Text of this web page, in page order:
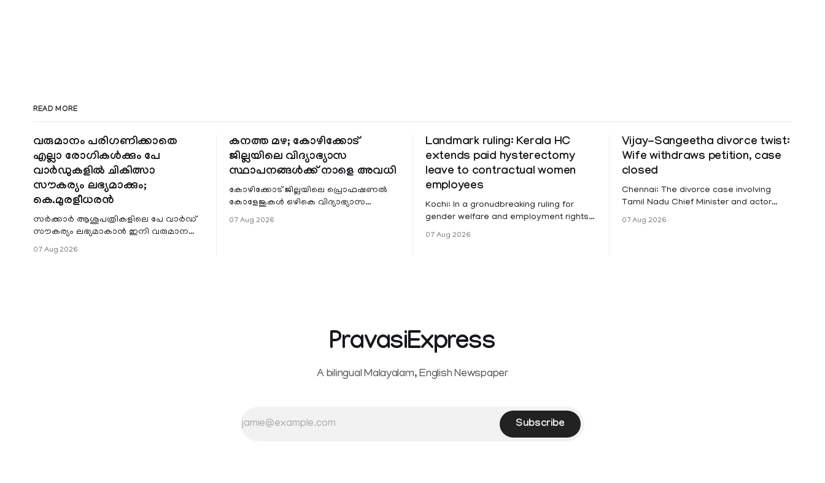
READ MORE
വരുമാനം പരിഗണിക്കാതെ
എല്ലാ രോഗികൾക്കും പേ
വാർഡുകളിൽ ചികിത്സാ
സൗകര്യം ലഭ്യമാക്കും;
കെ.മുരളീധരൻ
സർക്കാർ ആശുപത്രികളിലെ പേ വാർഡ്
സൗകര്യം ലഭ്യമാകാൻ ഇനി വരുമാന
വരുമാനം പരിഗണിക്കാതെ എല്ലാ
07 Aug 2026
കനത്ത മഴ; കോഴിക്കോട്
ജില്ലയിലെ വിദ്യാഭ്യാസ
സ്ഥാപനങ്ങൾക്ക് നാളെ അവധി
കോഴിക്കോട് ജില്ലയിലെ പ്രൊഫഷണൽ
കോളേജുകൾ ഒഴികെ വിദ്യാഭ്യാസ
ജില്ലയിലെ മലയോര- തീരദേശ
07 Aug 2026
Landmark ruling: Kerala HC
extends paid hysterectomy
leave to contractual women
employees
Kochi: In a gronudbreaking ruling for
gender welfare and employment rights,
female contractual staff employed in
07 Aug 2026
Vijay-Sangeetha divorce twist:
Wife withdraws petition, case
closed
Chennai: The divorce case involving
Tamil Nadu Chief Minister and actor
Sowrnalingam has taken a new turn
07 Aug 2026
PravasiExpress
A bilingual Malayalam, English Newspaper
Subscribe